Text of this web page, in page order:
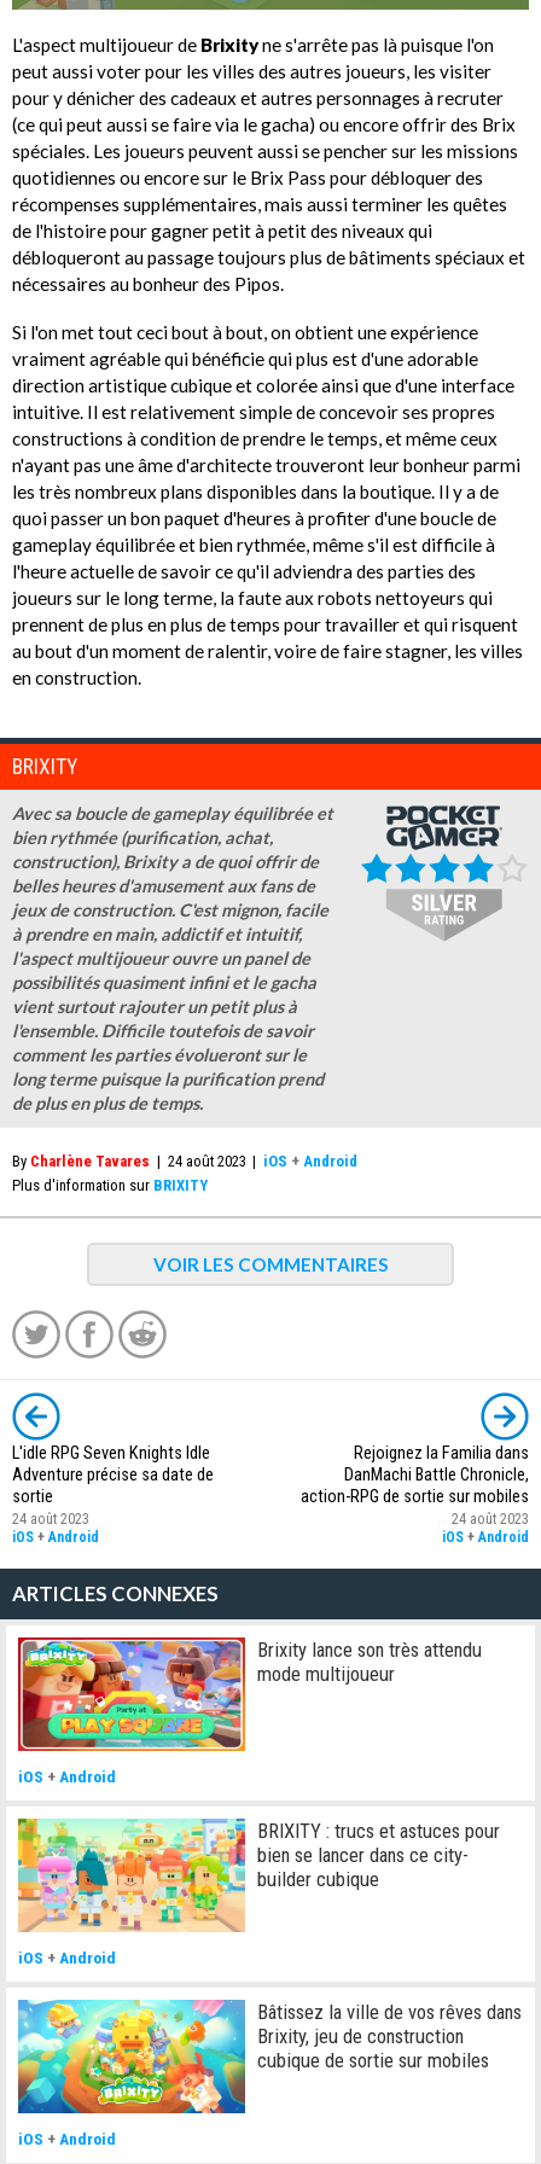
L'aspect multijoueur de Brixityne s'arrête pas là puisque l'on
peut aussi voter pour les villes des autres joueurs, les visiter
pour y dénicher des cadeaux et autres personnages à recruter
(ce qui peut aussi se faire via le gacha) ou encore offrir des Brix
spéciales. Les joueurs peuvent aussi se pencher sur les missions
quotidiennes ou encore sur le Brix Pass pour débloquer des
récompenses supplémentaires, mais aussi terminer les quêtes
de l'histoire pour gagner petit à petit des niveaux qui
débloqueront au passage toujours plus de bâtiments spéciaux et
nécessaires au bonheur des Pipos.
Si l'on met tout ceci bout à bout, on obtient une expérience
vraiment agréable qui bénéficie qui plus est d'une adorable
direction artistique cubique et colorée ainsi que d'une interface
intuitive. Il est relativement simple de concevoir ses propres
constructions à condition de prendre le temps, et même ceux
n'ayant pas une âme d'architecte trouveront leur bonheur parmi
les très nombreux plans disponibles dans la boutique. Il y a de
quoi passer un bon paquet d'heures à profiter d'une boucle de
gameplay équilibrée et bien rythmée, même s'il est difficile à
l'heure actuelle de savoir ce qu'il adviendra des parties des
joueurs sur le long terme, la faute aux robots nettoyeurs qui
prennent de plus en plus de temps pour travailler et qui risquent
au bout d'un moment de ralentir, voire de faire stagner, les villes
en construction.
BRIXITY
Avec sa boucle de gameplay équilibrée et
bien rythmée (purification, achat,
construction), Brixity a de quoi offrir de
belles heures d'amusement aux fans de
jeux de construction. C'est mignon, facile
à prendre en main, addictif et intuitif,
l'aspect multijoueur ouvre un panel de
possibilités quasiment infini et le gacha
vient surtout rajouter un petit plus à
l'ensemble. Difficile toutefois de savoir
comment les parties évolueront sur le
long terme puisque la purification prend
de plus en plus de temps.
By Charlène Tavares | 24 août 2023 | iOS + Android
Plus d'information sur BRIXITY
VOIR LES COMMENTAIRES
L'idle RPG Seven Knights Idle
Adventure précise sa date de
sortie
24 août 2023
iOS +Android
Rejoignez la Familia dans
DanMachi Battle Chronicle,
action-RPG de sortie sur mobiles
24 août 2023
iOS +Android
ARTICLES CONNEXES
Brixity lance son très attendu
mode multijoueur
iOS + Android
BRIXITY : trucs et astuces pour
bien se lancer dans ce city-
builder cubique
iOS + Android
Bâtissez la ville de vos rêves dans
Brixity, jeu de construction
cubique de sortie sur mobiles
iOS +Android